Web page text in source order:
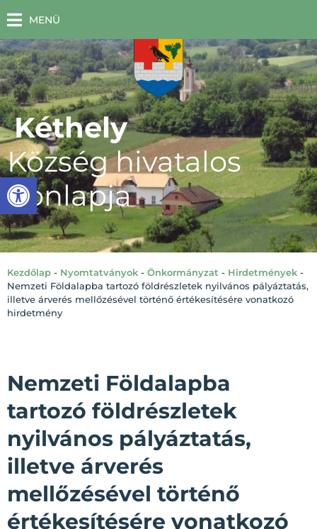
Eszköztár megnyitása
MENÜ
Kéthely
Község hivatalos
honlapja
Kezdőlap - Nyomtatványok - Önkormányzat - Hirdetmények -
Nemzeti Földalapba tartozó földrészletek nyilvános pályáztatás,
illetve árverés mellőzésével történő értékesítésére vonatkozó
hirdetmény
Nemzeti Földalapba
tartozó földrészletek
nyilvános pályáztatás,
illetve árverés
mellőzésével történő
értékesítésére vonatkozó